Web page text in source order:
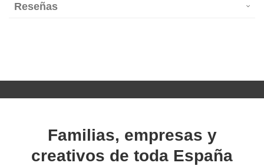
Reseñas
Familias, empresas y
creativos de toda España